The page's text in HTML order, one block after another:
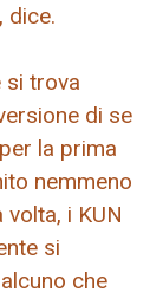
dice.
si trova
di se
la prima
nemmeno
i KUN
si
che